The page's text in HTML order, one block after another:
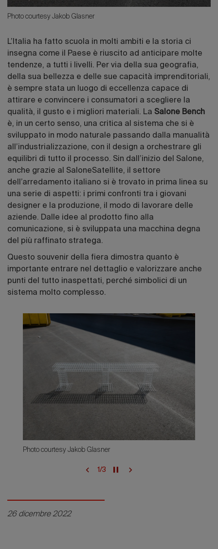
Photo courtesy Jakob Glasner
L’Italia ha fatto scuola in molti ambiti e la storia ci
insegna come il Paese è riuscito ad anticipare molte
tendenze, a tutti i livelli. Per via della sua geografia,
della sua bellezza e delle sue capacità imprenditoriali,
è sempre stata un luogo di eccellenza capace di
attirare e convincere i consumatori a scegliere la
qualità, il gusto e i migliori materiali. La Salone Bench
è, in un certo senso, una critica al sistema che si è
sviluppato in modo naturale passando dalla manualità
all’industrializzazione, con il design a orchestrare gli
equilibri di tutto il processo. Sin dall’inizio del Salone,
anche grazie al SaloneSatellite, il settore
dell’arredamento italiano si è trovato in prima linea su
una serie di aspetti: i primi confronti tra i giovani
designer e la produzione, il modo di lavorare delle
aziende. Dalle idee al prodotto fino alla
comunicazione, si è sviluppata una macchina degna
del più raffinato stratega.
Questo souvenir della fiera dimostra quanto è
importante entrare nel dettaglio e valorizzare anche
punti del tutto inaspettati, perché simbolici di un
sistema molto complesso.
Photo courtesy Jakob Glasner
1/3
26 dicembre 2022